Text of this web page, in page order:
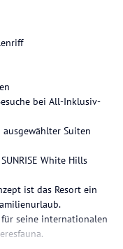
bei All-Inklusiv-
Suiten
White Hills
ist das Resort ein
seine internationalen